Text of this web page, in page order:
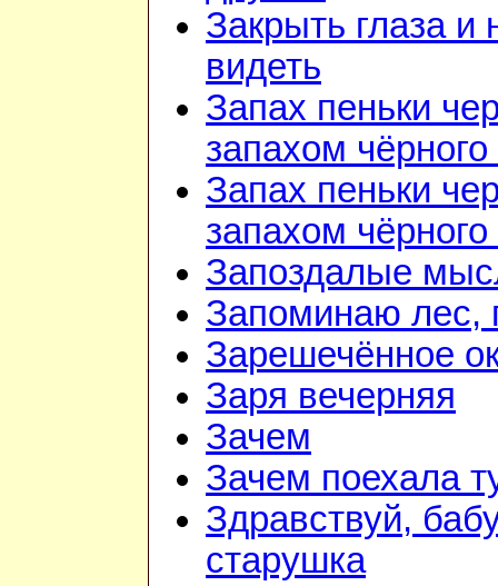
Закрыть глаза и
видеть
Запах пеньки
запахом
Запах пеньки
запахом
Запоздалые
Запоминаю лес,
Зарешечённое
Заря вечерняя
Зачем
Зачем поехала
Здравствуй,
старушка